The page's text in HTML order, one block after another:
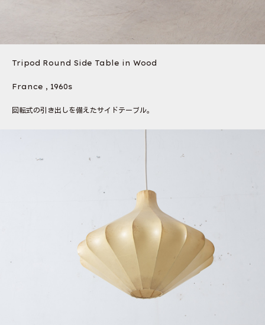
Tripod Round Side Table in Wood
France , 1960s
回転式の引き出しを備えたサイドテーブル。